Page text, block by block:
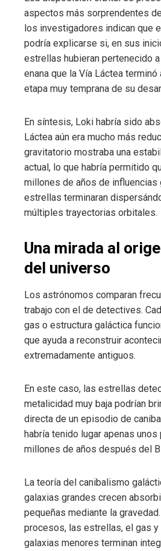
aspectos más sorprendentes
los investigadores indican que
podría explicarse si, en sus
estrellas hubieran pertenecido
enana que la Vía Láctea
etapa muy temprana de su
En síntesis, Loki habría sido
Láctea aún era mucho más
gravitatorio mostraba una
actual, lo que habría permitido
millones de años de influencias
estrellas terminaran
múltiples trayectorias orbitales.
Una mirada al
del universo
Los astrónomos comparan
trabajo con el de detectives.
gas o estructura galáctica
que ayuda a reconstruir
extremadamente antiguos.
En este caso, las estrellas
metalicidad muy baja podrían
directa de un episodio de
habría tenido lugar apenas
millones de años después del
La teoría del canibalismo
galaxias grandes crecen
pequeñas mediante la
procesos, las estrellas, el gas
galaxias menores terminan